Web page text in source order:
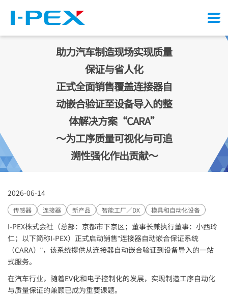
助力汽车制造现场实现质量
保证与省人化
正式全面销售覆盖连接器自
动嵌合验证至设备导入的整
体解决方案“CARA”
～为工序质量可视化与可追
溯性强化作出贡献～
2026-06-14
传感器 连接器 新产品 智能工厂／DX 模具和自动化设备
I-PEX株式会社（总部：京都市下京区；董事长兼执行董事：小西玲
仁；以下简称I-PEX）正式启动销售"连接器自动嵌合保证系统
（CARA）"，该系统提供从连接器自动嵌合验证到设备导入的一站
式服务。
在汽车行业，随着EV化和电子控制化的发展，实现制造工序自动化
与质量保证的兼顾已成为重要课题。